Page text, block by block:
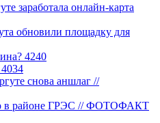
заработала онлайн-карта
обновили площадку для
4240
4034
снова аншлаг //
в районе ГРЭС // ФОТОФАКТ